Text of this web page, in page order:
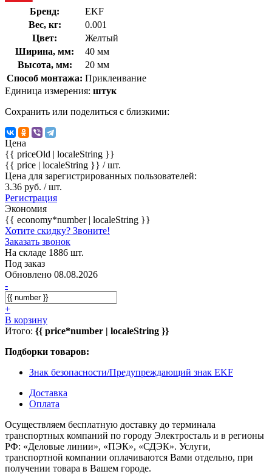
Бренд:
EKF
Вес, кг:
0.001
Цвет:
Желтый
Ширина, мм:
40 мм
Высота, мм:
20 мм
Способ монтажа: Приклеивание
Единица измерения: штук
Сохранить или поделиться с близкими:
Цена
{{ priceOld | localeString }}
{{ price | localeString }} / шт.
Цена для зарегистрированных пользователей:
3.36 руб. / шт.
Регистрация
Экономия
{{ economy*number | localeString }}
Хотите скидку? Звоните!
Заказать звонок
На складе 1886 шт.
Под заказ
Обновлено 08.08.2026
-
+
В корзину
Итого: {{ price*number | localeString }}
Подборки товаров:
Знак безопасности/Предупреждающий знак EKF
Доставка
Оплата
Осуществляем бесплатную доставку до терминала
транспортных компаний по городу Электросталь и в регионы
РФ: «Деловые линии», «ПЭК», «СДЭК». Услуги,
транспортной компании оплачиваются Вами отдельно, при
получении товара в Вашем городе.